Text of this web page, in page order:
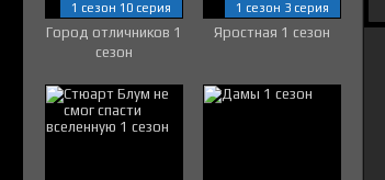
Город отличников 1
сезон
1 сезон 10 серия
Яростная 1 сезон
1 сезон 3 серия